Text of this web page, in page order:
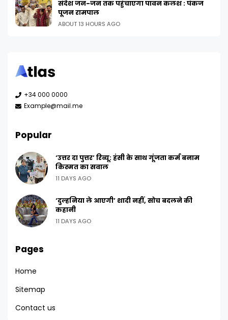
संदेश जन-जन तक पहुंचाएगा पावन कलश : पंकज
पूजन रामपाल
ABOUT 13 HOURS AGO
+34 000 0000
Example@mail.me
Popular
‘उत्तर दा पुत्तर’ रिव्यू: हंसी के साथ गूंजता कर्म बनाम
किस्मत का सवाल
11 DAYS AGO
‘दुल्हनिया ले आएगी’ शादी नहीं, सोच बदलने की
कहानी
11 DAYS AGO
Pages
Home
Sitemap
Contact us